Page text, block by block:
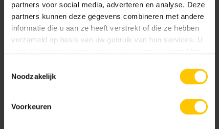
partners voor social media, adverteren en analyse. Deze
partners kunnen deze gegevens combineren met andere
informatie die u aan ze heeft verstrekt of die ze hebben
verzameld op basis van uw gebruik van hun services. U
Noodzakelijk
Voorkeuren
Classic Harmony